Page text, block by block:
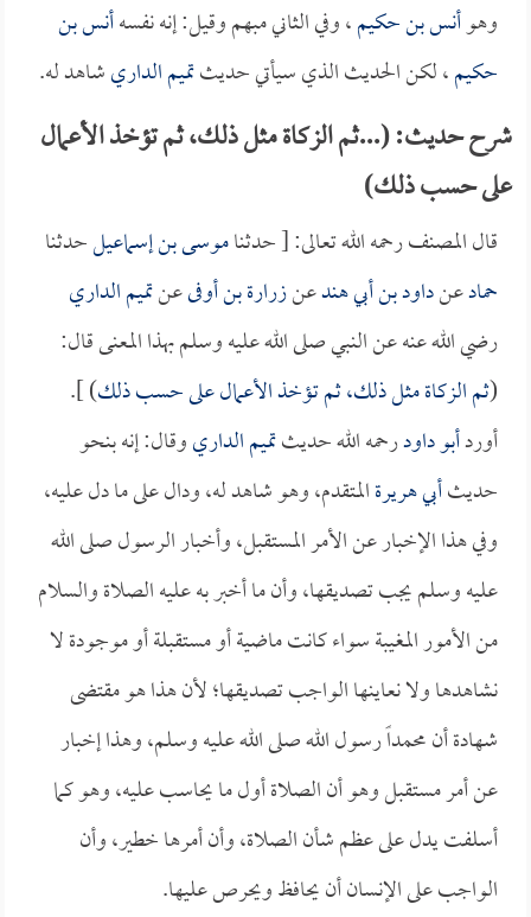
وهوأنس بن حكيم، وفي الثاني مبهم وقيل: إنه نفسهأنس بن
حكيم، لكن الحديث الذي سيأتي حديثتميم الداريشاهد له.
شرح حديث: (...ثم الزكاة مثل ذلك، ثم تؤخذ الأعمال
على حسب ذلك)
قال المصنف رحمه الله تعالى: [ حدثناموسى بن إسماعيلحدثنا
حمادعنداود بن أبي هندعنزرارة بن أوفىعنتميم الداري
رضي الله عنه عن النبي صلى الله عليه وسلم بهذا المعنى قال:
(ثم الزكاة مثل ذلك، ثم تؤخذ الأعمال على حسب ذلك) ].
أوردأبو داودرحمه الله حديثتميم الداريوقال: إنه بنحو
حديثأبي هريرةالمتقدم، وهو شاهد له، ودال على ما دل عليه،
وفي هذا الإخبار عن الأمر المستقبل، وأخبار الرسول صلى الله
عليه وسلم يجب تصديقها، وأن ما أخبر به عليه الصلاة والسلام
من الأمور المغيبة سواء كانت ماضية أو مستقبلة أو موجودة لا
نشاهدها ولا نعاينها الواجب تصديقها؛ لأن هذا هو مقتضى
شهادة أن محمداً رسول الله صلى الله عليه وسلم، وهذا إخبار
عن أمر مستقبل وهو أن الصلاة أول ما يحاسب عليه، وهو كما
أسلفت يدل على عظم شأن الصلاة، وأن أمرها خطير، وأن
الواجب على الإنسان أن يحافظ ويحرص عليها.